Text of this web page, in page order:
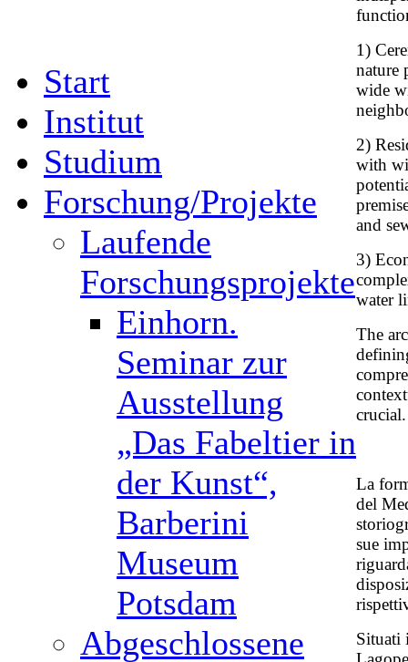
Start
Institut
Studium
Forschung/Projekte
Laufende
Forschungsprojekte
Einhorn.
Seminar zur
Ausstellung
„Das Fabeltier in
der Kunst“,
Barberini
Museum
Potsdam
Abgeschlossene
1)
nature
wide
2)
with
and
3)
water
The
crucial.
La
del
sue
Situati